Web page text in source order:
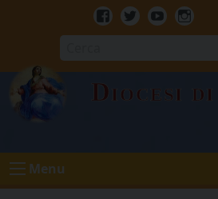
Facebook
TwitterYoutube
Diocesi
Menu